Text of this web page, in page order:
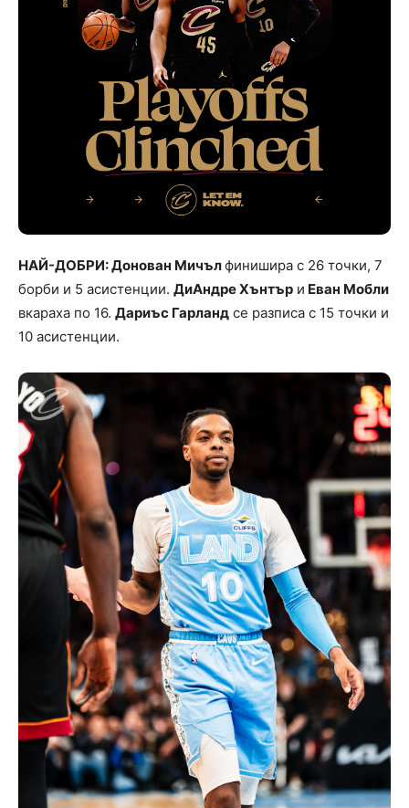
НАЙ-ДОБРИ: Донован Мичълфинишира с 26 точки, 7
борби и 5 асистенции. ДиАндре Хънтър и Еван Мобли
вкараха по 16. Дариъс Гарланд се разписа с 15 точки и
10 асистенции.